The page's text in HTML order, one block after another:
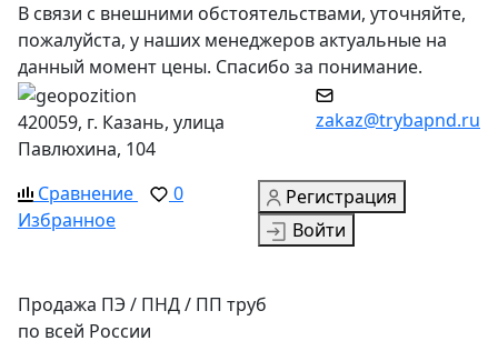
В связи с внешними обстоятельствами, уточняйте,
пожалуйста, у наших менеджеров актуальные на
данный момент цены. Спасибо за понимание.
420059, г. Казань, улица
Павлюхина, 104
zakaz@trybapnd.ru
Сравнение
0
Избранное
Регистрация
Войти
Продажа ПЭ / ПНД / ПП труб
по всей России